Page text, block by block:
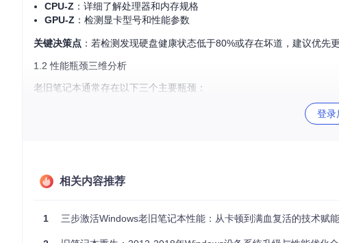
CPU-Z ：详细了解处理器和内存规格
GPU-Z ：检测显卡型号和性能参数
关键决策点 ：若检测发现硬盘健康状态低于80%或存在坏道，建议优先
1.2 性能瓶颈三维分析
老旧笔记本通常存在以下三个主要瓶颈：
：传统机械硬盘读写速度通常在50-100MB/s，而SSD可达登录
相关内容推荐
1 三步激活Windows老旧笔记本性能：从卡顿到满血复活的技术赋能指南